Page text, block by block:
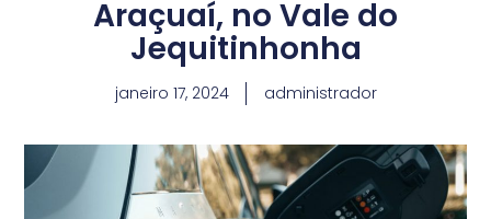
Araçuaí, no Vale do
Jequitinhonha
janeiro 17, 2024 administrador